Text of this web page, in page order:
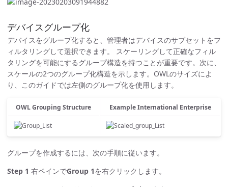
デバイスグループ化
デバイスをグループ化すると、管理者はデバイスのサブセットをフ
ィルタリングして選択できます。 スケーリングして正確なフィル
タリングを可能にするグループ構造を持つことが重要です。次に、
スケールの2つのグループ化構造を示します。OWLのサイズによ
り、このガイドでは左側のグループ化を使用します。
OWL Grouping Structure Example International Enterprise
グループを作成するには、次の手順に従います。
Step 1 右ペインでGroup 1を右クリックします。